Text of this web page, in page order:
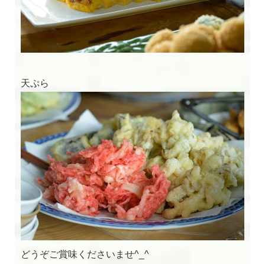
天ぷら
どうぞご賞味くださいませ^_^